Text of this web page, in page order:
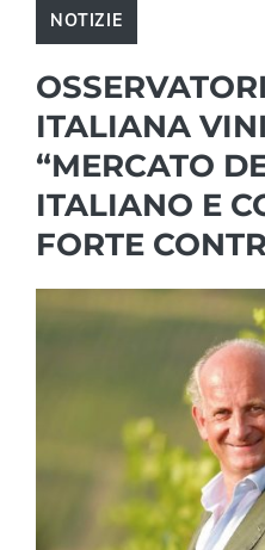
NOTIZIE
ITALIANA
“MERCATO
ITALIANO E
FORTE